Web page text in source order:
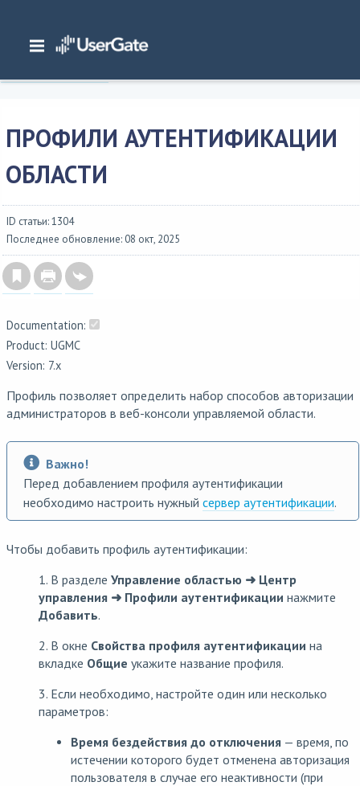
Главная/ Документация/Management Center
Management Center 7.x Руководство администратора
ПРОФИЛИ АУТЕНТИФИКАЦИИ
ОБЛАСТИ
ID статьи: 1304
Последнее обновление: 08 окт, 2025
Documentation:
Product: UGMC
Version: 7.x
Профиль позволяет определить набор способов авторизации
администраторов в веб-консоли управляемой области.
Важно!
Перед добавлением профиля аутентификации
необходимо настроить нужный сервер аутентификации.
Чтобы добавить профиль аутентификации:
1. В разделе Управление областью ➜ Центр
управления ➜ Профили аутентификации нажмите
Добавить.
2. В окне Свойства профиля аутентификации на
вкладке Общие укажите название профиля.
3. Если необходимо, настройте один или несколько
параметров:
Время бездействия до отключения — время, по
истечении которого будет отменена авторизация
пользователя в случае его неактивности (при